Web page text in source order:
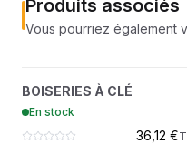
Produits associés
Vous pourriez également
?
BOISERIES À CLÉ
7017233
BOISERIES À CLÉ
En stock
36,12 €